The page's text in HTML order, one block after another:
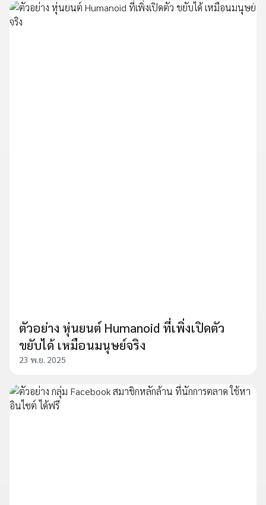
ตัวอย่าง หุ่นยนต์ Humanoid ที่เพิ่งเปิดตัว
ขยับได้ เหมือนมนุษย์จริง
23 พ.ย. 2025